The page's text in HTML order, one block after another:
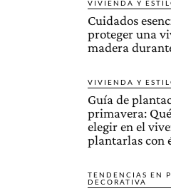
VIVIENDA Y
Cuidados
proteger una
madera
VIVIENDA Y
Guía de
primavera:
elegir en el
plantarlas con
TENDENCIAS EN
DECORATIVA